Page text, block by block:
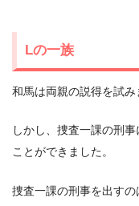
Lの一族
和馬は両親の説得を試み
しかし、捜査一課の刑
ことができました。
捜査一課の刑事を出すの